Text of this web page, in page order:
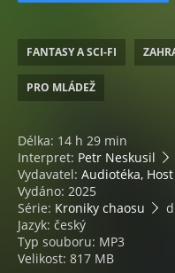
FANTASY A SCI-FI
PRO MLÁDEŽ
Délka: 14 h 29 min
Interpret: Petr Neskusil
Vydavatel: Audiotéka, Host
Vydáno: 2025
Série: Kroniky chaosu
Jazyk: český
Typ souboru: MP3
Velikost: 817 MB